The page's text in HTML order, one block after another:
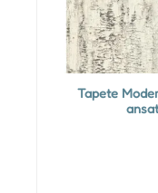
Tapete